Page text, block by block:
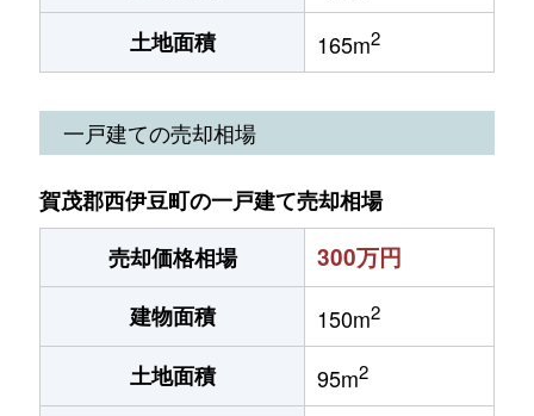
土地面積
165m2
一戸建ての売却相場
賀茂郡西伊豆町の一戸建て売却相場
売却価格相場
300万円
建物面積 150m2
土地面積 95m2